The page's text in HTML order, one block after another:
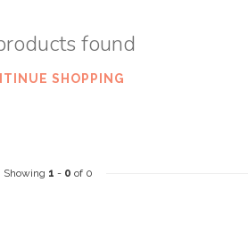
found
SHOPPING
Showing 1 - 0 of 0